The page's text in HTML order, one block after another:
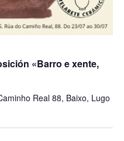
«Barro e xente,
Real 88, Baixo, Lugo